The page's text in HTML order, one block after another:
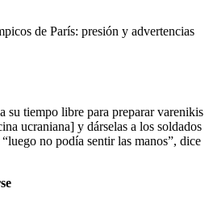
de París: presión y advertencias
su tiempo libre para preparar varenikis
ucraniana] y dárselas a los soldados
no podía sentir las manos”, dice